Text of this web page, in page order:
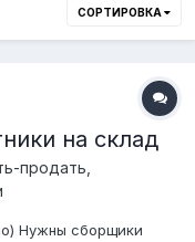
СОРТИРОВКА
на склад
продать,
Нужны сборщики